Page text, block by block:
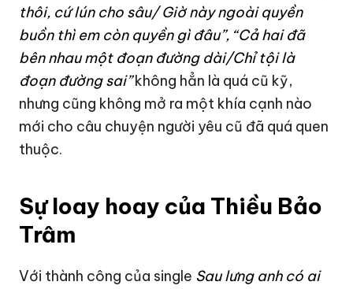
thôi, cứ lún cho sâu/ Giờ này ngoài quyền
buồn thì em còn quyền gì đâu”, “Cả hai đã
bên nhau một đoạn đường dài/Chỉ tội là
đoạn đường sai”không hẳn là quá cũ kỹ,
nhưng cũng không mở ra một khía cạnh nào
mới cho câu chuyện người yêu cũ đã quá quen
thuộc.
Sự loay hoay của Thiều Bảo
Trâm
Với thành công của single Sau lưng anh có ai